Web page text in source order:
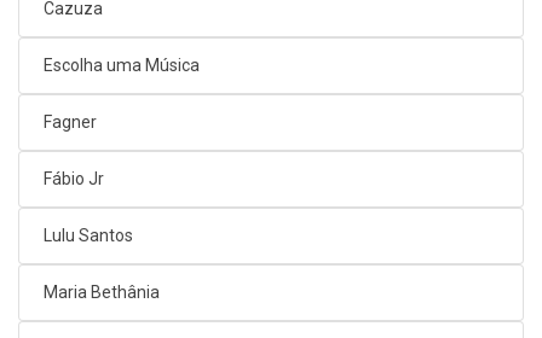
Cazuza
Escolha uma Música
Fagner
Fábio Jr
Lulu Santos
Maria Bethânia